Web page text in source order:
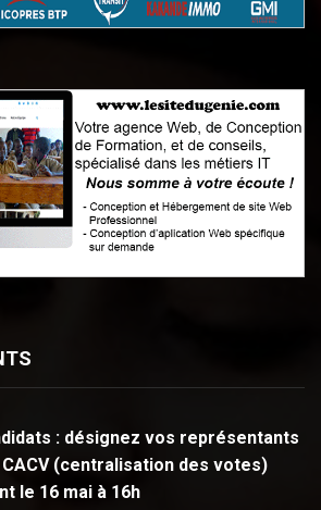
: désignez vos représentants
CACV (centralisation des votes)
le 16 mai à 16h